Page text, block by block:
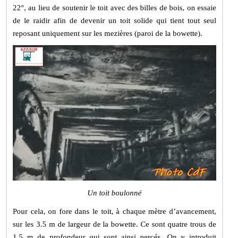
22°, au lieu de soutenir le toit avec des billes de bois, on essaie
de le raidir afin de devenir un toit solide qui tient tout seul
reposant uniquement sur les mezières (paroi de la bowette).
Un toit boulonné
Pour cela, on fore dans le toit, à chaque mètre d’avancement,
sur les 3.5 m de largeur de la bowette. Ce sont quatre trous de